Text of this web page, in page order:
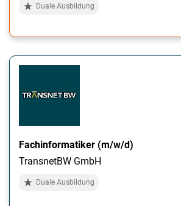
Duale Ausbildung
Fachinformatiker (m/w/d)
TransnetBW GmbH
Duale Ausbildung